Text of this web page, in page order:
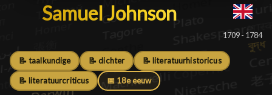
Samuel Johnson
Samuel Johnson █
1709 - 1784
📝 taalkundige 📝 dichter 📝 literatuurhistoricus
📝 literatuurcriticus 📅 18e eeuw